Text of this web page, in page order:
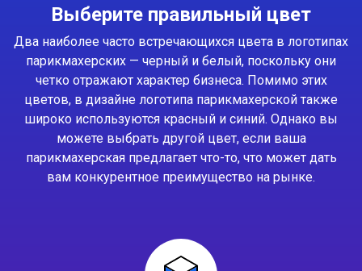
Выберите правильный цвет
Два наиболее часто встречающихся цвета в логотипах
парикмахерских — черный и белый, поскольку они
четко отражают характер бизнеса. Помимо этих
цветов, в дизайне логотипа парикмахерской также
широко используются красный и синий. Однако вы
можете выбрать другой цвет, если ваша
парикмахерская предлагает что-то, что может дать
вам конкурентное преимущество на рынке.